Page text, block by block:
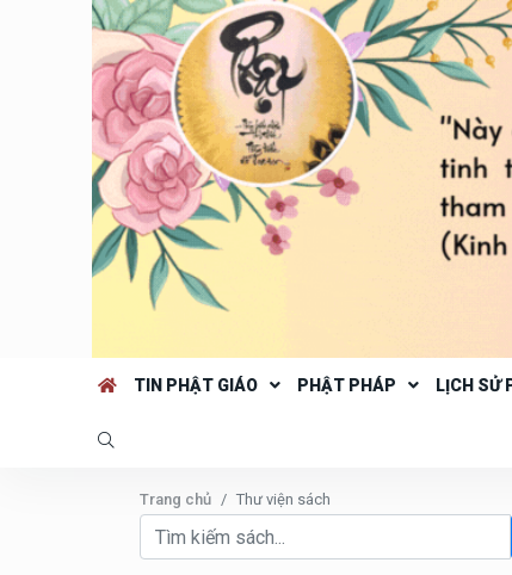
TIN PHẬT GIÁO PHẬT PHÁP LỊCH SỬ
Trang chủ Thư viện sách